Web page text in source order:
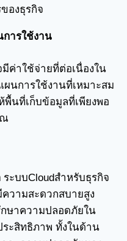
องธุรกิจ
ารใช้งาน
มีค่าใช้จ่ายที่ต่อเนื่องใน
นการใช้งานที่เหมาะสม
พื้นที่เก็บข้อมูลที่เพียงพอ
ระบบCloudสำหรับธุรกิจ
วามสะดวกสบายสูง
ษาความปลอดภัยใน
ะสิทธิภาพ ทั้งในด้าน